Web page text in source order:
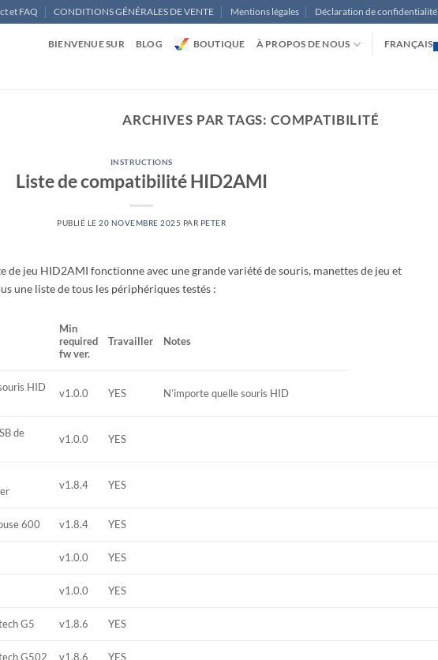
et FAQ CONDITIONS GÉNÉRALES DE VENTE Mentions légales Déclaration de confidentialité
BIENVENUE SUR BLOG BOUTIQUE À PROPOS DE NOUS FRANÇAIS
ARCHIVES PAR TAGS: COMPATIBILITÉ
INSTRUCTIONS
Liste de compatibilité HID2AMI
PUBLIÉ LE20 NOVEMBRE 2025 PAR PETER
de jeu HID2AMI fonctionne avec une grande variété de souris, manettes de jeu et
une liste de tous les périphériques testés :
Min
required
fw ver.
Travailler Notes
HID
v1.0.0 YES N’importe quelle souris HID
de
v1.0.0 YES
v1.8.4 YES
600 v1.8.4 YES
v1.0.0 YES
v1.0.0 YES
G5 v1.8.6 YES
G502 v1.8.6 YES